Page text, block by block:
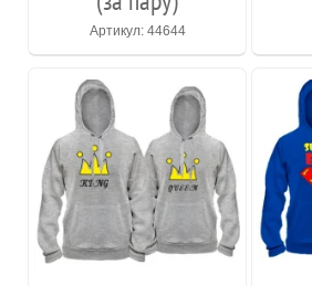
Артикул: 44644